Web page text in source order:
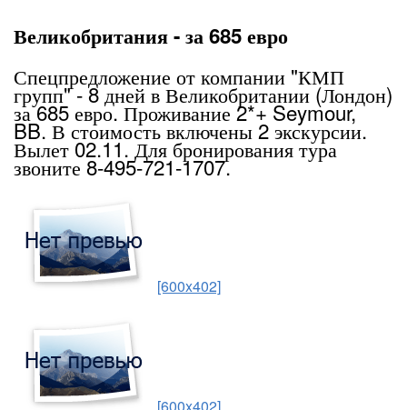
Великобритания - за 685 евро
Спецпредложение от компании "КМП
групп" - 8 дней в Великобритании (Лондон)
за 685 евро. Проживание 2*+ Seymour,
BB. В стоимость включены 2 экскурсии.
Вылет 02.11. Для бронирования тура
звоните 8-495-721-1707.
[600x402]